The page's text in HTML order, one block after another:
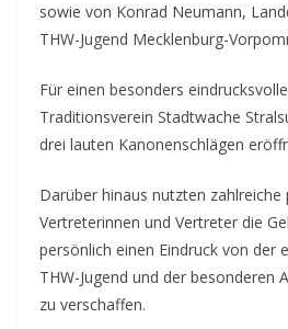
sowie von Konrad Neumann,
THW-Jugend Mecklenburg-
Für einen besonders
Traditionsverein Stadtwache
drei lauten Kanonenschlägen
Darüber hinaus nutzten zahlreiche
Vertreterinnen und Vertreter die
persönlich einen Eindruck von der
THW-Jugend und der besonderen
zu verschaffen.